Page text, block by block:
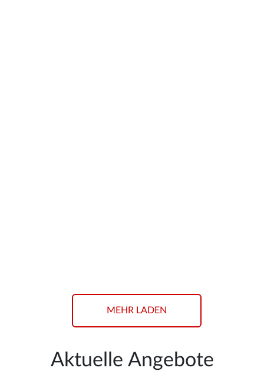
MEHR LADEN
Aktuelle Angebote